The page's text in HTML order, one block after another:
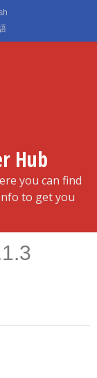
Hub
you can find
to get you